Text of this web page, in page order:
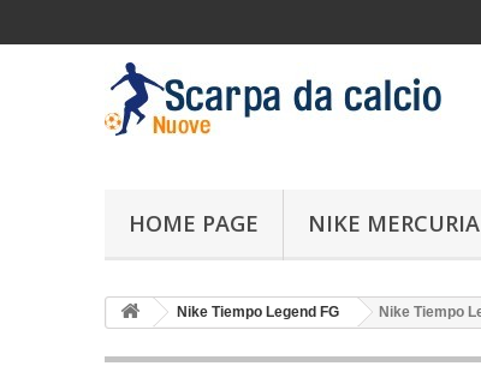
HOME PAGE NIKE
Nike Tiempo Legend FG Nike Tiempo